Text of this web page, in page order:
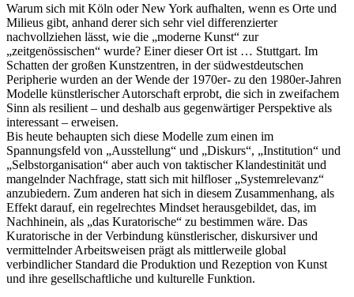
Warum sich mit Köln oder New York aufhalten, wenn es Orte und
Milieus gibt, anhand derer sich sehr viel differenzierter
nachvollziehen lässt, wie die „moderne Kunst“ zur
„zeitgenössischen“ wurde? Einer dieser Ort ist … Stuttgart. Im
Schatten der großen Kunstzentren, in der südwestdeutschen
Peripherie wurden an der Wende der 1970er- zu den 1980er-Jahren
Modelle künstlerischer Autorschaft erprobt, die sich in zweifachem
Sinn als resilient – und deshalb aus gegenwärtiger Perspektive als
interessant – erweisen.
Bis heute behaupten sich diese Modelle zum einen im
Spannungsfeld von „Ausstellung“ und „Diskurs“, „Institution“ und
„Selbstorganisation“ aber auch von taktischer Klandestinität und
mangelnder Nachfrage, statt sich mit hilfloser „Systemrelevanz“
anzubiedern. Zum anderen hat sich in diesem Zusammenhang, als
Effekt darauf, ein regelrechtes Mindset herausgebildet, das, im
Nachhinein, als „das Kuratorische“ zu bestimmen wäre. Das
Kuratorische in der Verbindung künstlerischer, diskursiver und
vermittelnder Arbeitsweisen prägt als mittlerweile global
verbindlicher Standard die Produktion und Rezeption von Kunst
und ihre gesellschaftliche und kulturelle Funktion.